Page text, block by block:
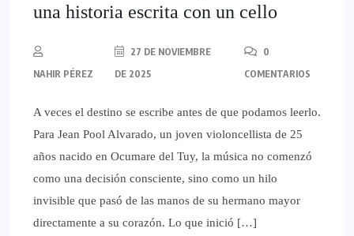
una historia escrita con un cello
NAHIR PÉREZ
27 DE NOVIEMBRE
DE 2025
0
COMENTARIOS
A veces el destino se escribe antes de que podamos leerlo.
Para Jean Pool Alvarado, un joven violoncellista de 25
años nacido en Ocumare del Tuy, la música no comenzó
como una decisión consciente, sino como un hilo
invisible que pasó de las manos de su hermano mayor
directamente a su corazón. Lo que inició […]